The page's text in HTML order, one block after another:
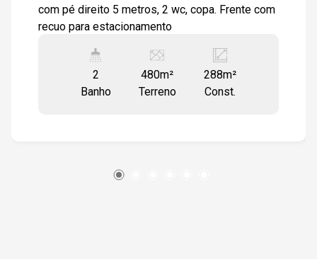
com pé direito 5 metros, 2 wc, copa. Frente com
recuo para estacionamento
2
Banho
480m²
Terreno
288m²
Const.